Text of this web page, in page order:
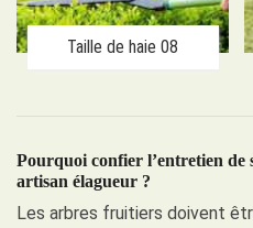
Taille de haie 08
Pourquoi confier l’entretien de
artisan élagueur ?
Les arbres fruitiers doivent